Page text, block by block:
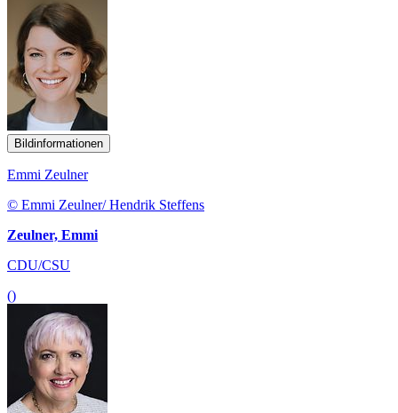
Bildinformationen
Emmi Zeulner
© Emmi Zeulner/ Hendrik Steffens
Zeulner, Emmi
CDU/CSU
()